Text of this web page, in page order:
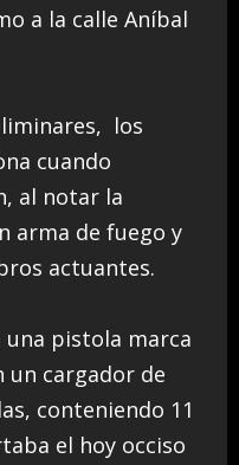
a la calle Aníbal
los
cuando
al notar la
arma de fuego y
actuantes.
una pistola marca
un cargador de
conteniendo 11
el hoy occiso